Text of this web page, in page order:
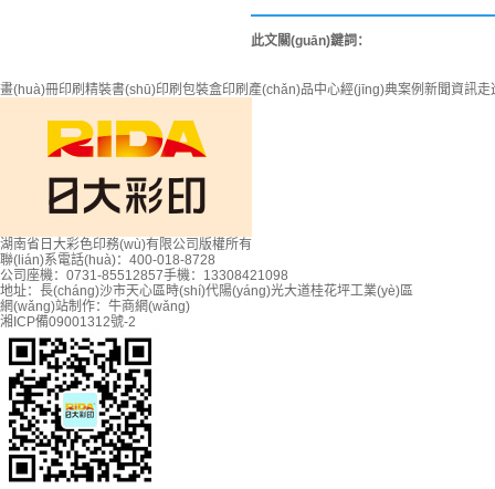
此文關(guān)鍵詞：
畫(huà)冊印刷 精裝書(shū)印刷 包裝盒印刷 產(chǎn)品中心經(jīng)典案例 新聞資訊走
湖南省日大彩色印務(wù)有限公司版權所有
聯(lián)系電話(huà)：400-018-8728
公司座機：0731-85512857手機：13308421098
地址：長(cháng)沙市天心區時(shí)代陽(yáng)光大道桂花坪工業(yè)區
網(wǎng)站制作：牛商網(wǎng)
湘ICP備09001312號-2